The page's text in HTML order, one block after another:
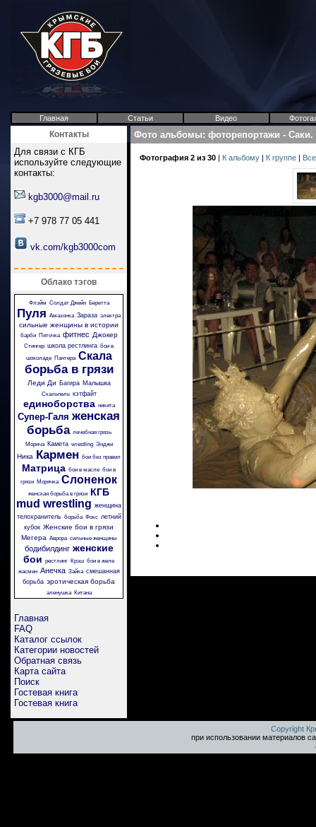
Главная Статьи Видео
Контакты
Для связи с КГБ
используйте следующие
контакты:
kgb3000@mail.ru
+7 978 77 05 441
vk.com/kgb3000com
Облако тэгов
Флэйм Солдат Джейн Беретта
Пуля Амазонка Зараза электра
сильные женщины в истории
барби Пяточка фитнес Джокер
Стингер школа рестлинга бои в
шоколаде
Пантера Скала
борьба в грязи
Леди Ди Багира Малышка
Скальпель кэтфайт
единоборства никита
Супер-Галя женская
борьба лечебная грязь
Моряча
Камета wrestling Энджи
Ника Кармен бои без правил
Матрица бои в масле бои в
грязи Морячка Слоненок
женская борьба в грязи КГБ
mud wrestling женщина
телохранитель борьба Фокс летний
кубок Женские бои в грязи
Мегера Аврора сильные женщины
бодибилдинг женские
бои рестлинг Крэш бои в желе
жасмин Анечка Зайка смешанная
борьба эротическая борьба
аленушка Китана
Главная
FAQ
Каталог ссылок
Категории новостей
Обратная связь
Карта сайта
Поиск
Гостевая книга
Гостевая книга
Фото альбомы: фоторепортажи - Саки.
Фотография 2 из 30 | К альбому | К группе |
Copyright
при использовании материалов